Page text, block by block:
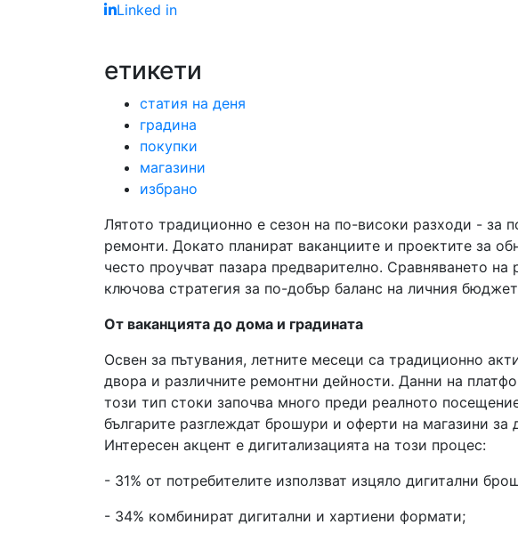
Linked in
етикети
статия на деня
градина
покупки
магазини
избрано
Лятото традиционно е сезон на по-високи разходи - за
ремонти. Докато планират ваканциите и проектите за
често проучват пазара предварително. Сравняването
ключова стратегия за по-добър баланс на личния
От ваканцията до дома и градината
Освен за пътувания, летните месеци са традиционно
двора и различните ремонтни дейности. Данни на
този тип стоки започва много преди реалното
българите разглеждат брошури и оферти на магазини за
Интересен акцент е дигитализацията на този процес:
- 31% от потребителите използват изцяло дигитални
- 34% комбинират дигитални и хартиени формати;